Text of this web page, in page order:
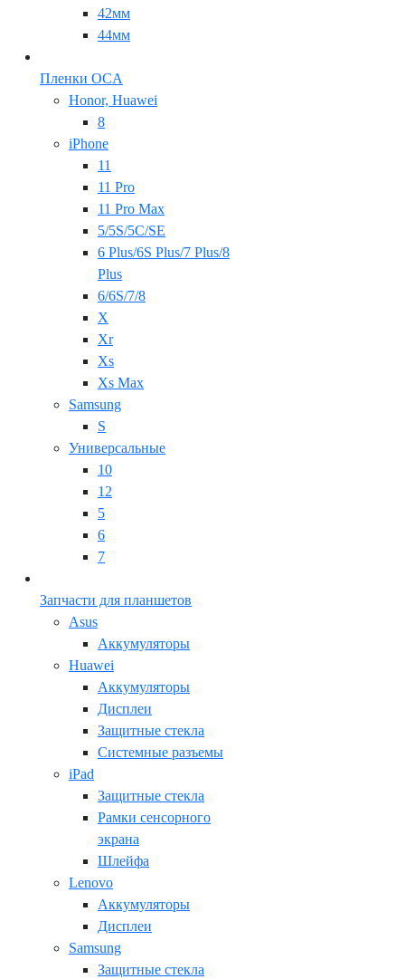
42мм
44мм
Пленки OCA
Honor, Huawei
8
iPhone
11
11 Pro
11 Pro Max
5/5S/5C/SE
6 Plus/6S Plus/7 Plus/8
Plus
6/6S/7/8
X
Xr
Xs
Xs Max
Samsung
S
Универсальные
10
12
5
6
7
Запчасти для планшетов
Asus
Аккумуляторы
Huawei
Аккумуляторы
Дисплеи
Защитные стекла
Системные разъемы
iPad
Защитные стекла
Рамки сенсорного
экрана
Шлейфа
Lenovo
Аккумуляторы
Дисплеи
Samsung
Защитные стекла